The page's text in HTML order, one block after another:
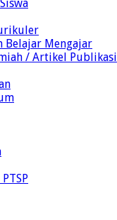
Belajar Mengajar
/ Artikel Publikasi